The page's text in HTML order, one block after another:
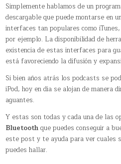
Simplemente hablamos de un
descargable que puede montarse en
interfaces tan populares como
por ejemplo. La disponibilidad de
existencia de estas interfaces para
está favoreciendo la difusión y
Si bien años atrás los podcasts se
iPod, hoy en dia se alojan de manera
aguantes.
Y estas son todas y cada una de las
Bluetoothque puedes conseguir a
este post y te ayuda para ver cuales
puedes hallar.